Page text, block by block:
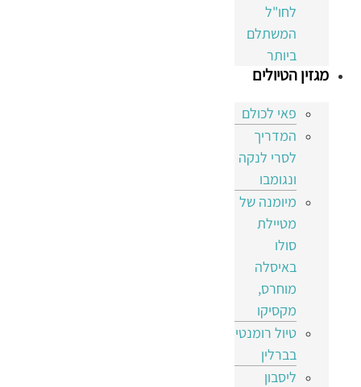
לחו"ל
המשתלם
ביותר
מגזין הטיולים
פאי לכולם
המדריך
לסרי לנקה
ונגומבו
מיומנה של
מטיילת
סולו
באיסלה
מוחרס,
מקסיקו
טיול רומנטי
בברלין
ליסבון